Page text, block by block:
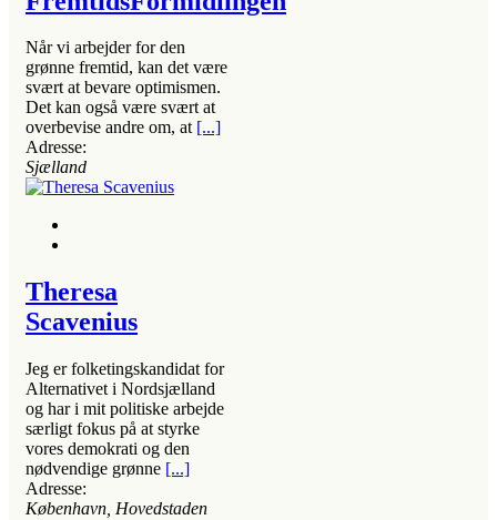
Når vi arbejder for den
grønne fremtid, kan det være
svært at bevare optimismen.
Det kan også være svært at
overbevise andre om, at [...]
Adresse:
Sjælland
Theresa
Scavenius
Jeg er folketingskandidat for
Alternativet i Nordsjælland
og har i mit politiske arbejde
særligt fokus på at styrke
vores demokrati og den
nødvendige grønne [...]
Adresse:
København, Hovedstaden